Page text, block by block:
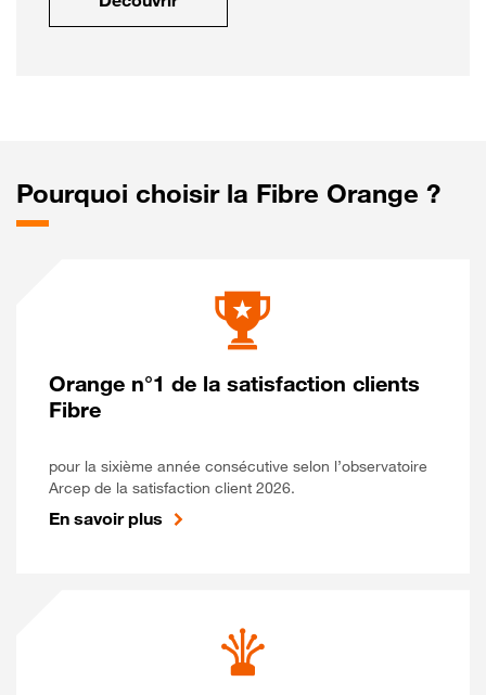
Pourquoi choisir la Fibre Orange ?
Orange n°1 de la satisfaction clients
Fibre
pour la sixième année consécutive selon l’observatoire
Arcep de la satisfaction client 2026.
En savoir plus